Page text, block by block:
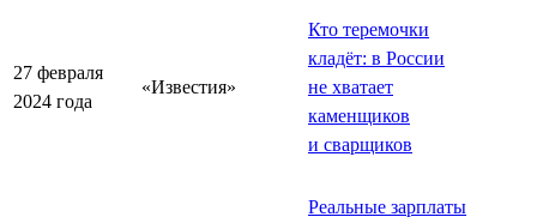
27 февраля
2024 года
«Известия»
Кто теремочки
кладёт: в России
не хватает
каменщиков
и сварщиков
Реальные зарплаты